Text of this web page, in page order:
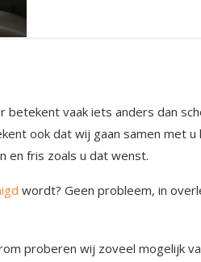
vaak iets anders dan
ook dat wij gaan samen met u
en fris zoals u dat wenst.
wordt? Geen probleem, in
proberen wij zoveel mogelijk